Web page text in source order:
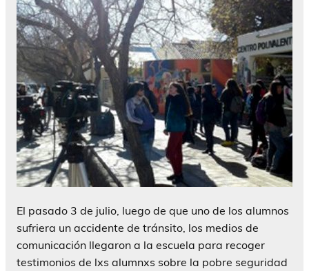
El pasado 3 de julio, luego de que uno de los alumnos
sufriera un accidente de tránsito, los medios de
comunicación llegaron a la escuela para recoger
testimonios de lxs alumnxs sobre la pobre seguridad